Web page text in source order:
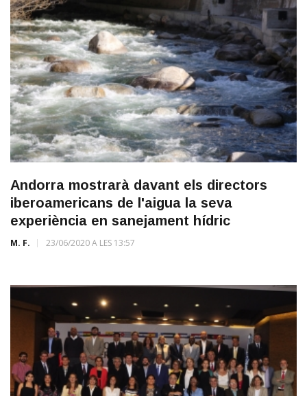
Andorra mostrarà davant els directors
iberoamericans de l'aigua la seva
experiència en sanejament hídric
M. F. 23/06/2020 A LES 13:57